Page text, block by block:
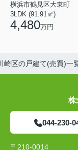
横浜市鶴見区大東町
3LDK (91.91㎡)
4,480万円
崎区の戸建て(売買)一
株
044-230-
〒210-0014